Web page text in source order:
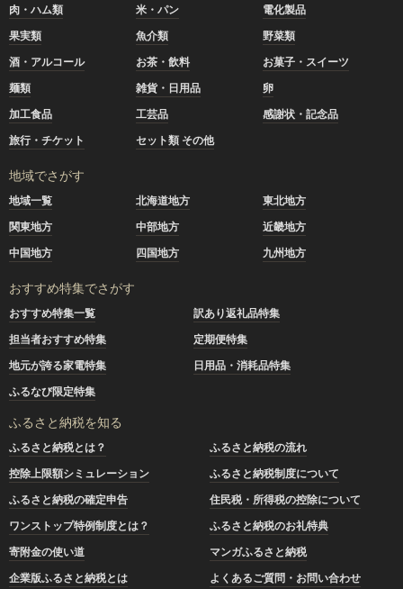
肉・ハム類 米・パン
電化製品
果実類
魚介類
野菜類
酒・アルコール
お茶・飲料
お菓子・スイーツ
麺類
雑貨・日用品
卵
加工食品
工芸品
感謝状・記念品
旅行・チケット
セット類 その他
地域でさがす
地域一覧 北海道地方
東北地方
関東地方
中部地方
近畿地方
中国地方
四国地方 九州地方
おすすめ特集でさがす
おすすめ特集一覧
訳あり返礼品特集
担当者おすすめ特集
定期便特集
地元が誇る家電特集
日用品・消耗品特集
ふるなび限定特集
ふるさと納税を知る
ふるさと納税とは？
ふるさと納税の流れ
控除上限額シミュレーション
ふるさと納税制度について
ふるさと納税の確定申告
住民税・所得税の控除について
ワンストップ特例制度とは？
ふるさと納税のお礼特典
寄附金の使い道
マンガふるさと納税
企業版ふるさと納税とは
よくあるご質問・お問い合わせ